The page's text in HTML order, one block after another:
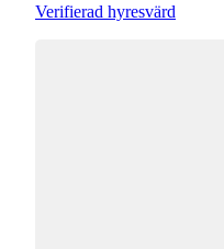
Verifierad hyresvärd